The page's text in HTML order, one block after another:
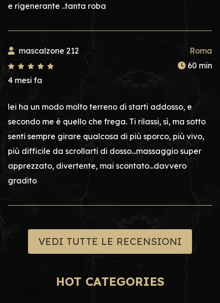
e rigenerante ..tanta roba
mascalzone 212
4 mesi fa
Roma
60 min
lei ha un modo molto terreno di starti addosso, e
secondo me è quello che frega. Ti rilassi, sì, ma sotto
senti sempre girare qualcosa di più sporco, più vivo,
più difficile da scrollarti di dosso...massaggio super
apprezzato, divertente, mai scontato...davvero
gradito
VEDI TUTTE LE RECENSIONI
HOT CATEGORIES